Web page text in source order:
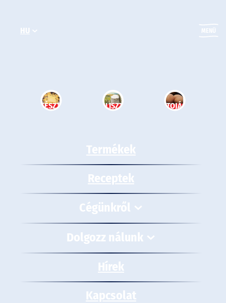
tartalomhoz
HU MENÜ
TÉSZTA LISZT TOJÁS
Termékek
Receptek
Cégünkről
Dolgozz nálunk
Hírek
Kapcsolat